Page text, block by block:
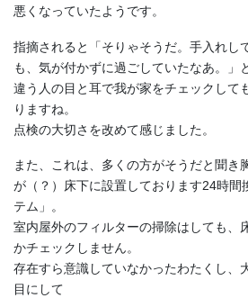
悪くなっていたようです。
指摘されると「そりゃそうだ。手入れし
も、気が付かずに過ごしていたなあ。」
違う人の目と耳で我が家をチェックして
りますね。
点検の大切さを改めて感じました。
また、これは、多くの方がそうだと聞き
が（？）床下に設置しております24時間
テム」。
室内屋外のフィルターの掃除はしても、
かチェックしません。
存在すら意識していなかったわたくし、
目にして